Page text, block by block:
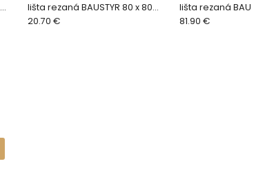
lišta rezaná BAUSTYR 80 x 80
mm (2bm/ks)
20.70 €
lišta rezaná BAUSTYR
mm (2bm/ks)
81.90 €